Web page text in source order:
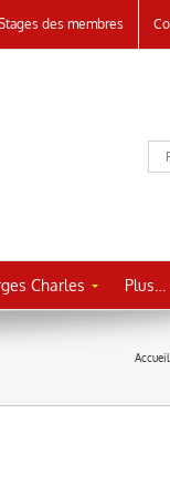
des membres
Charles Plus…
Accueil